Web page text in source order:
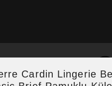
Cardin Lingerie